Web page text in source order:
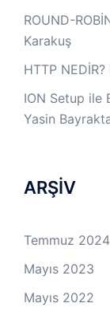
ROUND-
Karakuş
HTTP NEDİR?
ION Setup ile
Yasin
ARŞİV
Temmuz 2024
Mayıs 2023
Mayıs 2022